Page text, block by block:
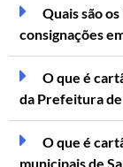
Quais são
consignações
O que é
da Prefeitura
O que é
municipais de